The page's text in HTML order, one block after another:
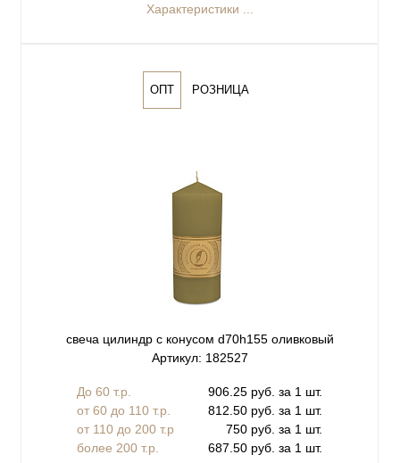
Характеристики ...
ОПТ РОЗНИЦА
свеча цилиндр с конусом d70h155 оливковый
Артикул: 182527
До 60 т.р.
906.25 руб. за 1 шт.
от 60 до 110 т.р.
812.50 руб. за 1 шт.
от 110 до 200 т.р
750 руб. за 1 шт.
более 200 т.р.
687.50 руб. за 1 шт.